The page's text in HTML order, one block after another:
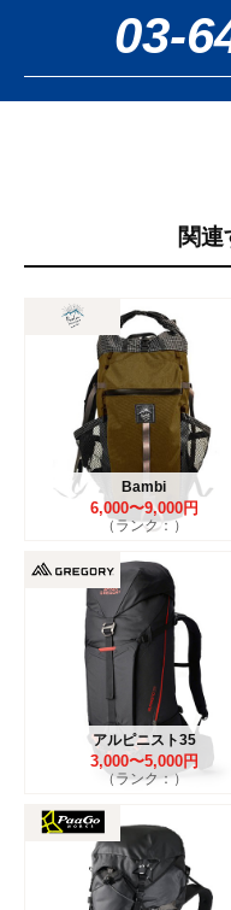
03-
関連
Bambi
6,000〜9,000円
（ランク：）
アルピニスト35
3,000〜5,000円
（ランク：）